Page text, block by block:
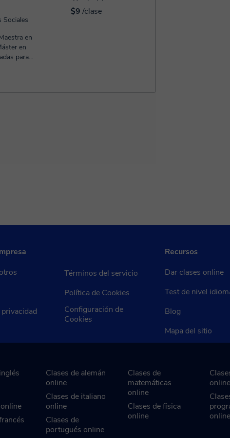
$9 /clase
Sociales
en
en
para
Términos del servicio
Política de Cookies
Configuración de
Cookies
Recursos
Dar clases online
Test de nivel
Blog
Mapa del sitio
Clases de alemán
online
Clases de italiano
online
Clases de
portugués online
Clases de
matemáticas
online
Clases de física
online
online
online